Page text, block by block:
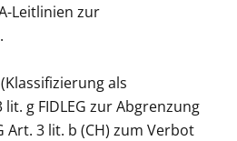
Leitlinien zur
als
g FIDLEG zur Abgrenzung
Art. 3 lit. b (CH) zum Verbot